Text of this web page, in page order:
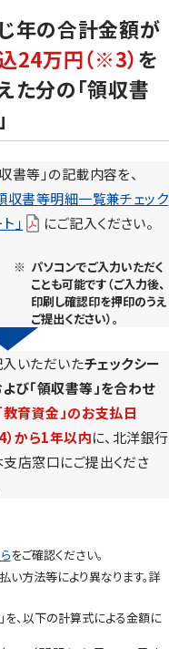
年の合計金額が
24万円（※3）を
た分の「領収書
書等」の記載内容を、
収書等明細一覧兼チェック
」
にご記入ください。
※ パソコンでご入力いただく
ことも可能です（ご入力後、
印刷し確認印を押印のうえ
ご提出ください）。
入いただいたチェックシー
よび「領収書等」を合わせ
教育資金」のお支払日
）から1年以内に、北洋銀行
支店窓口にご提出くださ
をご確認ください。
い方法等により異なります。詳
を、以下の計算式による金額に